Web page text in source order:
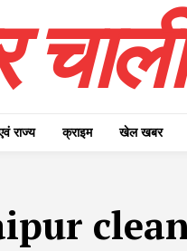
राज्य क्राइम खेल खबर